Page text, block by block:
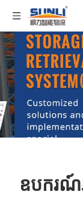
ឧបករណ៍